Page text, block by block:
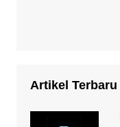
Artikel Terbaru